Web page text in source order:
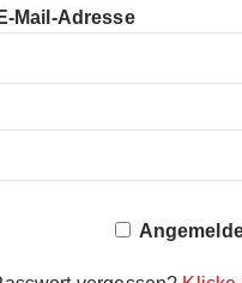
Mail-Adresse